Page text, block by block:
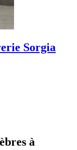
Sorgia
à